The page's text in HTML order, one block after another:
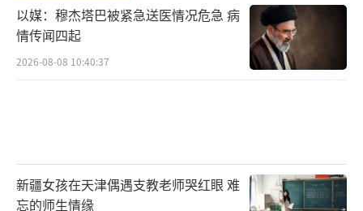
以媒：穆杰塔巴被紧急送医情况危急 病
情传闻四起
2026-08-08 10:40:37
新疆女孩在天津偶遇支教老师哭红眼 难
忘的师生情缘